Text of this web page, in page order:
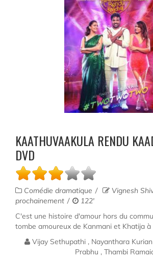
KAATHUVAAKULA RENDU
DVD
Comédie dramatique Vignesh
prochainement
122'
C'est une histoire d'amour hors du
tombe amoureux de Kanmani et Khatija à
Vijay Sethupathi , Nayanthara
Prabhu , Thambi